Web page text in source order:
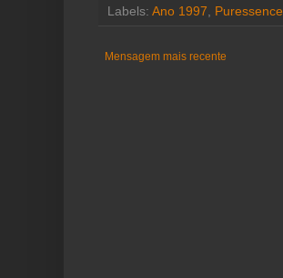
Labels: Ano 1997, Puressence
Mensagem mais recente